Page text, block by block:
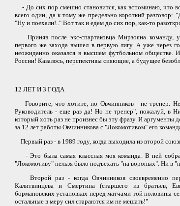
- До сих пор смешно становится, как вспоминаю, что
всего один, да к тому же предельно короткий разговор:
"Ну и поехали!.." Вот так и едем до сих пор, как-то
Приняв после экс-спартаковца Мирзояна команду,
первого же захода вышел в первую лигу. А уже через
неожиданно оказался в высшем футбольном обществе.
России! Казалось, перспективы сияющие, а будущее
12 ЛЕТ И 3 ГОДА
Говорите, что хотите, но Овчинников - не тренер.
Руководитель - еще раз да! Но не тренер", пожалуй, в
который хоть раз не произнес бы эту фразу. И аргументы
за 12 лет работы Овчинникова с "Локомотивом" его
Первый раз - в 1989 году, когда выходила из второй
- Это была самая классная моя команда. В ней
"Локомотиву" нельзя было подъехать "на вороных". Ни в
Второй раз - когда Овчинников своевременно
Калитвинцева и Смертина (старшего из братьев,
бормановских установках перед матчами той половины
остальные в меру сил стараются им не мешать!"